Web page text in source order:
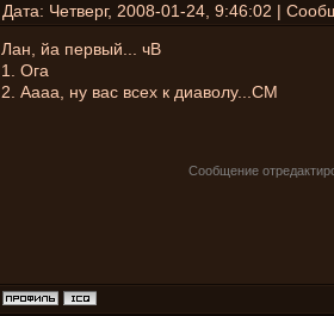
Дата: Четверг, 2008-01-24, 9:46:02 |
Лан, йа первый... чВ
1. Ога
2. Аааа, ну вас всех к диаволу...СМ
Сообщение